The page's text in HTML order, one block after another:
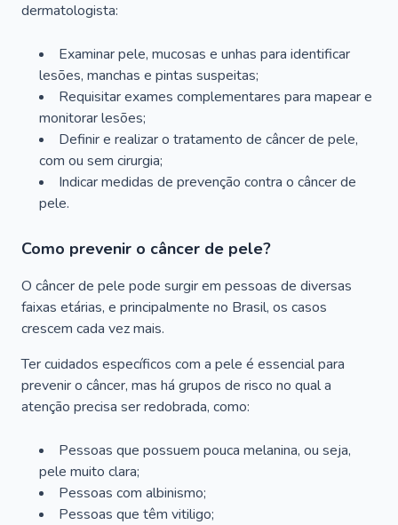
dermatologista:
Examinar pele, mucosas e unhas para identificar
lesões, manchas e pintas suspeitas;
Requisitar exames complementares para mapear e
monitorar lesões;
Definir e realizar o tratamento de câncer de pele,
com ou sem cirurgia;
Indicar medidas de prevenção contra o câncer de
pele.
Como prevenir o câncer de pele?
O câncer de pele pode surgir em pessoas de diversas
faixas etárias, e principalmente no Brasil, os casos
crescem cada vez mais.
Ter cuidados específicos com a pele é essencial para
prevenir o câncer, mas há grupos de risco no qual a
atenção precisa ser redobrada, como:
Pessoas que possuem pouca melanina, ou seja,
pele muito clara;
Pessoas com albinismo;
Pessoas que têm vitiligo;